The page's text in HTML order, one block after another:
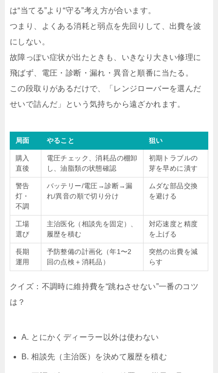
は“当てる”より“守る”考え方が合います。
つまり、よくある消耗と弱点を先回りして、 出費を波
にしない 。
故障っぽい症状が出たときも、いきなり大きい修理に
飛ばず、電圧・診断・漏れ・異音と順番に当たる。
この段取りがあるだけで、「レンジローバーを選んだ
せいで詰んだ」という気持ちから遠ざかれます。
局面 やること 狙い
購入
直後
電圧チェック、消耗品の棚卸
し、油脂類の状態確認
初期トラブルの
芽を早めに潰す
警告
灯・
不調
バッテリー/電圧→診断→漏
れ/異音の順で切り分け
ムダな部品交換
を避ける
工場
選び
主治医化（相談先を固定）、
履歴を積む
対応速度と精度
を上げる
長期
運用
予防整備の計画化（年1〜2
回の点検＋消耗品）
突然の出費を減
らす
クイズ：不調時に維持費を“跳ねさせない”一番のコツ
は？
A. とにかくディーラー以外は使わない
B. 相談先（主治医）を決めて履歴を積む